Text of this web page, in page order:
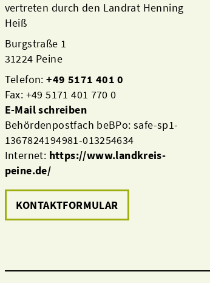
vertreten durch den Landrat Henning
Heiß
Burgstraße 1
31224 Peine
Telefon:+49 5171 401 0
Fax: +49 5171 401 770 0
E-Mail schreiben
Behördenpostfach beBPo: safe-sp1-
1367824194981-013254634
Internet: https://www.landkreis-
peine.de/
KONTAKTFORMULAR